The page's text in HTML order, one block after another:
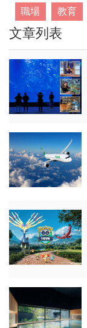
職場
教育
文章列表